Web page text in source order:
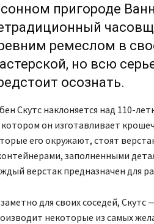
пригороде
ремеслом в
но всю
осознать.
Скутс наклоняется над 110-
котором он изготавливает
его окружают, стоят
заполненными
верстак предназначен для
для своих соседей,
некоторые из самых